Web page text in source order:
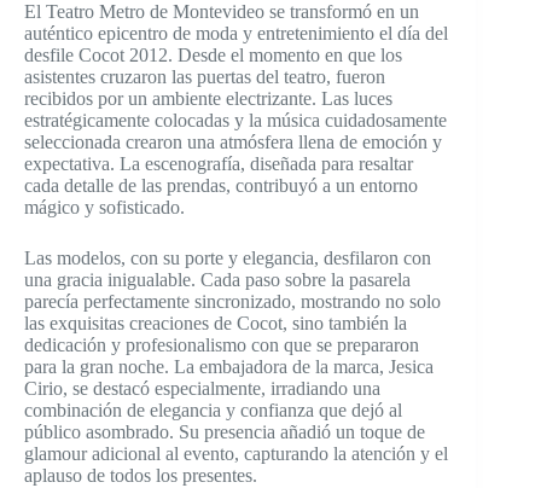
El Teatro Metro de Montevideo se transformó en un
auténtico epicentro de moda y entretenimiento el día del
desfile Cocot 2012. Desde el momento en que los
asistentes cruzaron las puertas del teatro, fueron
recibidos por un ambiente electrizante. Las luces
estratégicamente colocadas y la música cuidadosamente
seleccionada crearon una atmósfera llena de emoción y
expectativa. La escenografía, diseñada para resaltar
cada detalle de las prendas, contribuyó a un entorno
mágico y sofisticado.
Las modelos, con su porte y elegancia, desfilaron con
una gracia inigualable. Cada paso sobre la pasarela
parecía perfectamente sincronizado, mostrando no solo
las exquisitas creaciones de Cocot, sino también la
dedicación y profesionalismo con que se prepararon
para la gran noche. La embajadora de la marca, Jesica
Cirio, se destacó especialmente, irradiando una
combinación de elegancia y confianza que dejó al
público asombrado. Su presencia añadió un toque de
glamour adicional al evento, capturando la atención y el
aplauso de todos los presentes.